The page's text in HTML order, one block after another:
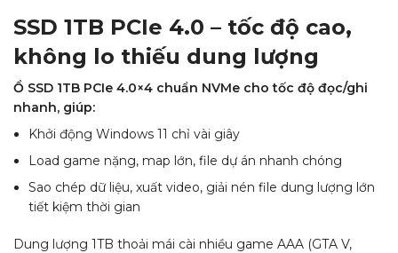
SSD 1TB PCIe 4.0 – tốc độ cao,
không lo thiếu dung lượng
Ổ SSD 1TB PCIe 4.0×4 chuẩn NVMe cho tốc độ đọc/ghi
nhanh, giúp:
Khởi động Windows 11 chỉ vài giây
Load game nặng, map lớn, file dự án nhanh chóng
Sao chép dữ liệu, xuất video, giải nén file dung lượng lớn
tiết kiệm thời gian
Dung lượng 1TB thoải mái cài nhiều game AAA (GTA V,